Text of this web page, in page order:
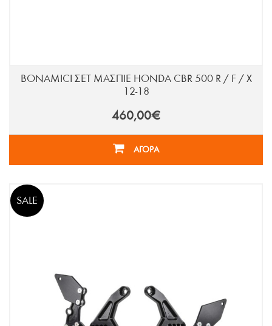
BONAMICI ΣΕΤ ΜΑΣΠΙΕ HONDA CBR 500 R / F / X
12-18
460,00€
ΑΓΟΡΑ
SALE